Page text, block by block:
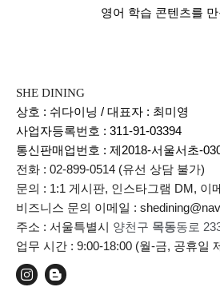
영어 학습 콘텐츠를
SHE DINING
상호 : 쉬다이닝 / 대표자 : 최미영
사업자등록번호 : 311-91-03394
통신판매업번호 : 제2018-서울서초-
전화 : 02-899-0514 (유선 상담 불가)
문의 : 1:1 게시판, 인스타그램 DM, 이
비즈니스 문의 이메일 :
주소 : 서울특별시 양천구 목동동로
업무 시간 : 9:00-18:00 (월-금, 공휴일